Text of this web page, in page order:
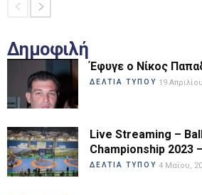
Δημοφιλή
Έφυγε ο Νίκος
ΔΕΛΤΙΑ ΤΥΠΟΥ 19
Live Streaming –
Championship 2023
ΔΕΛΤΙΑ ΤΥΠΟΥ 4 Μαΐου,